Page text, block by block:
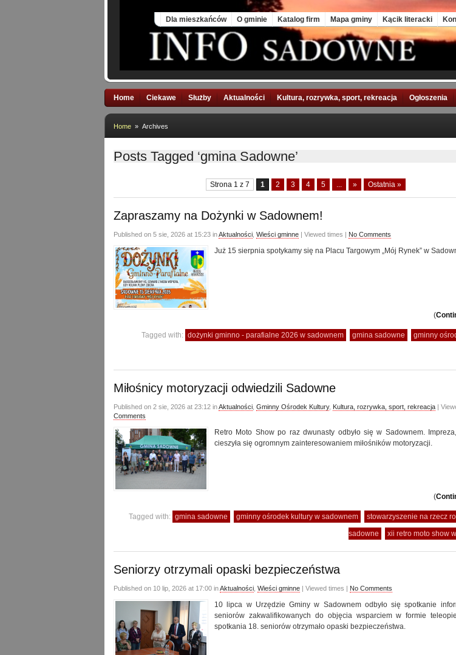
Dla mieszkańców O gminie Katalog firm Mapa gminy Kącik literacki
Home Ciekawe Służby Aktualności Kultura, rozrywka, sport, rekreacja Ogłoszenia
Home » Archives
Posts Tagged ‘gmina Sadowne’
Strona 1 z 7 1 2 3 4 5 ... » Ostatnia »
Zapraszamy na Dożynki w Sadownem!
Published on 5 sie, 2026 at 15:23 inAktualności Wieści gminne | Viewed times | No Comments
Już 15 sierpnia spotykamy się na Placu Targowym „Mój Rynek” w
(
Tagged with: dożynki gminno - parafialne 2026 w sadownem gmina sadowne
gminny
Miłośnicy motoryzacji odwiedzili Sadowne
Published on 2 sie, 2026 at 23:12 inAktualności Gminny Ośrodek Kultury, Kultura, rozrywka, sport, rekreacja |
Comments
Retro Moto Show po raz dwunasty odbyło się w Sadownem.
cieszyła się ogromnym zainteresowaniem miłośników motoryzacji.
(
Tagged with: gmina sadowne gminny ośrodek kultury w sadownem
stowarzyszenie na rzecz
sadowne
xii retro moto show
Seniorzy otrzymali opaski bezpieczeństwa
Published on 10 lip, 2026 at 17:00 inAktualności Wieści gminne | Viewed times | No Comments
10 lipca w Urzędzie Gminy w Sadownem odbyło się spotkanie
seniorów zakwalifikowanych do objęcia wsparciem w formie
spotkania 18. seniorów otrzymało opaski bezpieczeństwa.